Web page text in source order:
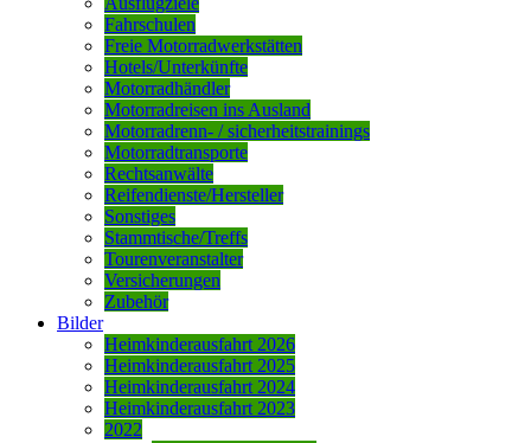
Fahrschulen
Freie Motorradwerkstätten
Hotels/Unterkünfte
Motorradhändler
Motorradreisen ins Ausland
Motorradrenn- / sicherheitstrainings
Motorradtransporte
Rechtsanwälte
Reifendienste/Hersteller
Sonstiges
Stammtische/Treffs
Tourenveranstalter
Versicherungen
Zubehör
Bilder
Heimkinderausfahrt 2026
Heimkinderausfahrt 2025
Heimkinderausfahrt 2024
Heimkinderausfahrt 2023
2022